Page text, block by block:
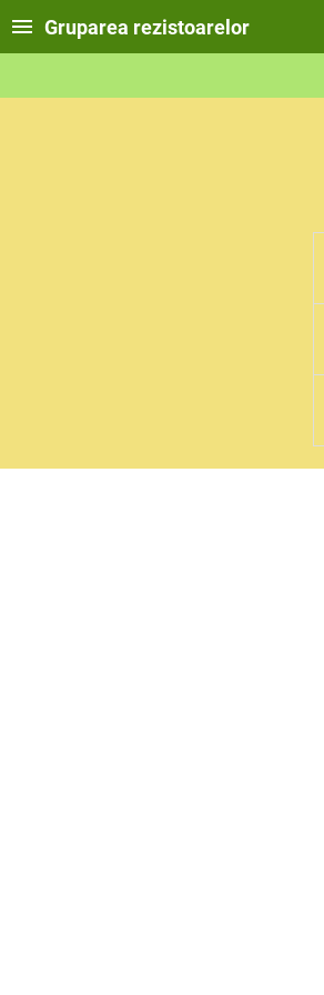
Gruparea rezistoarelor